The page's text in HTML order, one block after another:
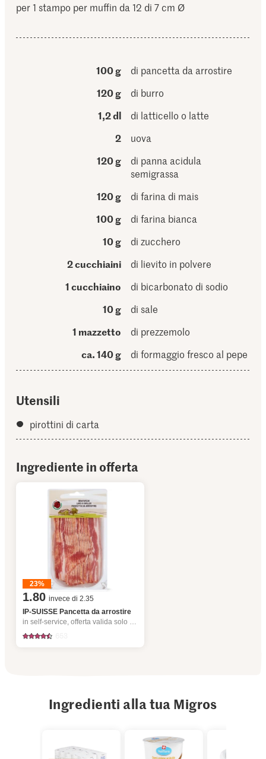
per 1 stampo per muffin da 12 di 7 cm Ø
100 g
di pancetta da arrostire
120 g
di burro
1,2 dl
di latticello o latte
2
uova
120 g
di panna acidula
semigrassa
120 g
di farina di mais
100 g
di farina bianca
10 g
di zucchero
2 cucchiaini
di lievito in polvere
1 cucchiaino
di bicarbonato di sodio
10 g
di sale
1 mazzetto
di prezzemolo
ca. 140 g
di formaggio fresco al pepe
Utensili
pirottini di carta
Ingrediente in offerta
23%
1.80 invece di 2.35
IP-SUISSE Pancetta da arrostire
in self-service, offerta valida solo dal 6.8 al 12.8.2026, fino a esaurimento dello stock.
Ingredienti alla tua Migros